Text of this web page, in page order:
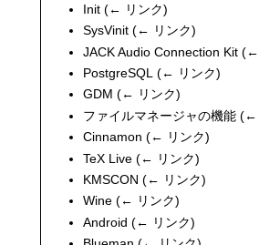
Init (← リンク)
SysVinit (← リンク)
JACK Audio Connection Kit (←
PostgreSQL (← リンク)
GDM (← リンク)
ファイルマネージャの機能 (←
Cinnamon (← リンク)
TeX Live (← リンク)
KMSCON (← リンク)
Wine (← リンク)
Android (← リンク)